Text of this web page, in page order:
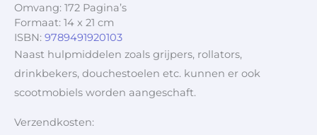
Omvang: 172 Pagina’s
Formaat: 14 x 21 cm
ISBN: 9789491920103
Naast hulpmiddelen zoals grijpers, rollators,
drinkbekers, douchestoelen etc. kunnen er ook
scootmobiels worden aangeschaft.
Verzendkosten: